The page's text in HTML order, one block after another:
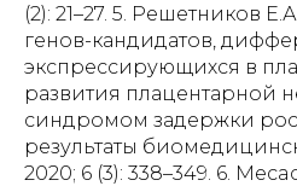
(2): 21–27. 5. Решетников
генов-кандидатов,
экспрессирующихся в
развития плацентарной
синдромом задержки
результаты
2020; 6 (3): 338–349. 6.